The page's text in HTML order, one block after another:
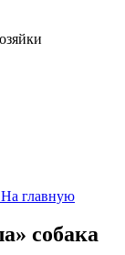
На главную
собака